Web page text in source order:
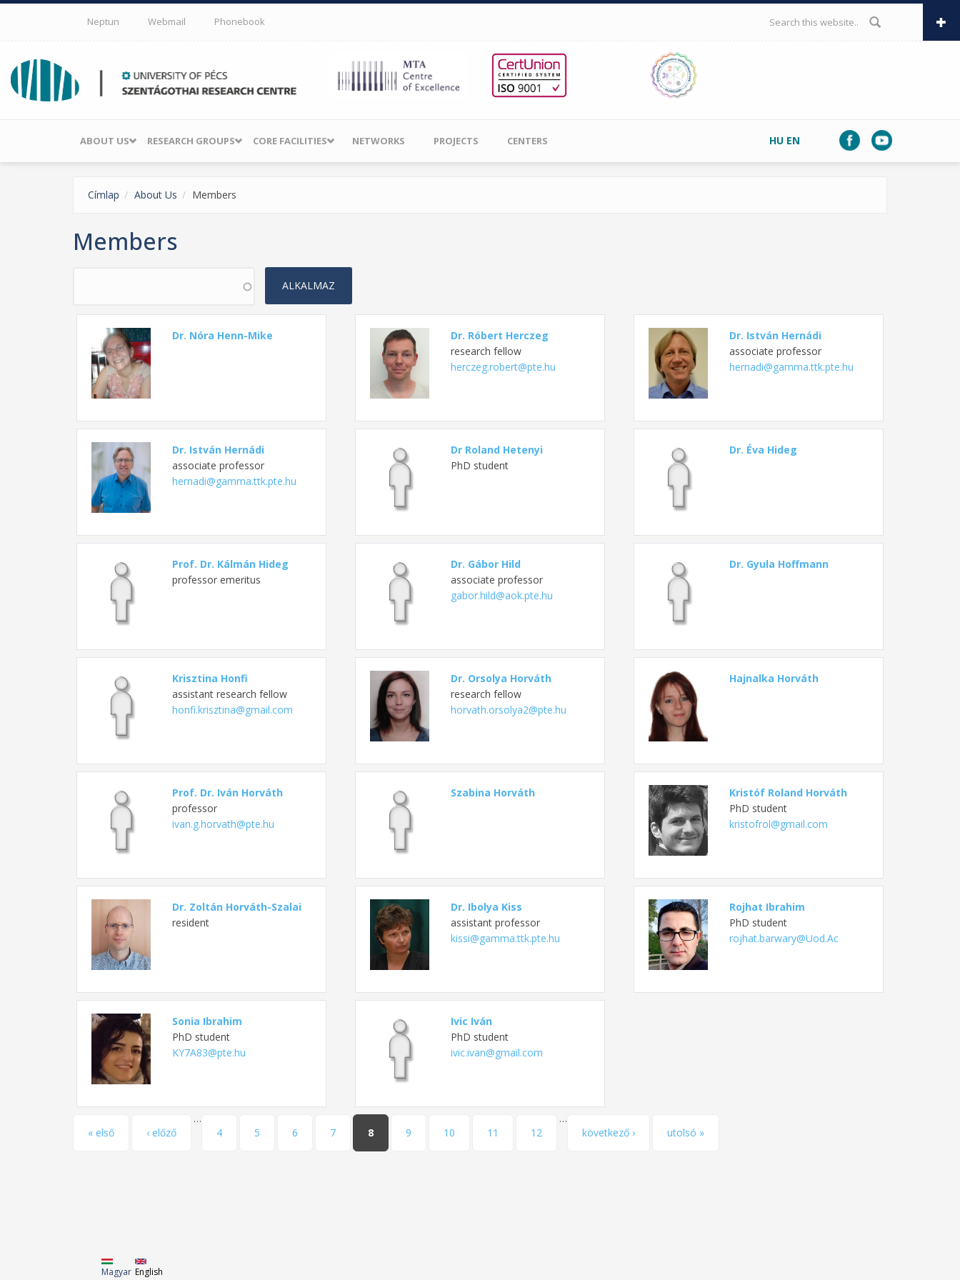
Skip to main content
Neptun Webmail Phonebook SEARCH FORM
ABOUT US RESEARCH GROUPS CORE FACILITIES NETWORKS PROJECTS CENTERS HU EN
Címlap About Us Members
Members
Dr. Nóra Henn-Mike
Dr. Róbert Herczeg
research fellow
herczeg.robert@pte.hu
Dr. István Hernádi
associate professor
hernadi@gamma.ttk.pte.hu
Dr. István Hernádi
associate professor
hernadi@gamma.ttk.pte.hu
Dr Roland Hetenyi
PhD student
Dr. Éva Hideg
Prof. Dr. Kálmán Hideg
professor emeritus
Dr. Gábor Hild
associate professor
gabor.hild@aok.pte.hu
Dr. Gyula Hoffmann
Krisztina Honfi
assistant research fellow
honfi.krisztina@gmail.com
Dr. Orsolya Horváth
research fellow
horvath.orsolya2@pte.hu
Hajnalka Horváth
Prof. Dr. Iván Horváth
professor
ivan.g.horvath@pte.hu
Szabina Horváth
Kristóf Roland Horváth
PhD student
kristofrol@gmail.com
Dr. Zoltán Horváth-Szalai
resident
Dr. Ibolya Kiss
assistant professor
kissi@gamma.ttk.pte.hu
Rojhat Ibrahim
PhD student
rojhat.barwary@Uod.Ac
Sonia Ibrahim
PhD student
KY7A83@pte.hu
Ivic Iván
PhD student
ivic.ivan@gmail.com
Pages
« első ‹ előző
…
4
5 6 7 8 9 10 11 12
…
következő ›
utolsó »
Magyar English